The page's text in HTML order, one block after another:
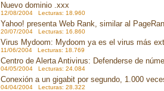
Nuevo dominio .xxx
12/08/2004 Lecturas: 18.960
Yahoo! presenta Web Rank, similar al
20/07/2004 Lecturas: 16.860
Virus Mydoom: Mydoom ya es el virus más
11/06/2004 Lecturas: 18.769
Centro de Alerta Antivirus: Defenderse de
04/05/2004 Lecturas: 24.084
Conexión a un gigabit por segundo, 1.000
04/04/2004 Lecturas: 28.322